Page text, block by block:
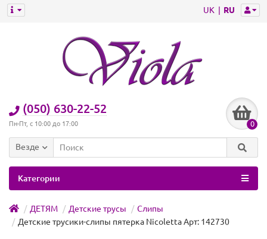
UK RU
(050) 630-22-52
Пн-Пт, с 10:00 до 17:00 0
Везде
Категории
ДЕТЯМ Детские трусы
Слипы
Детские трусики-слипы пятерка Nicoletta Арт: 142730